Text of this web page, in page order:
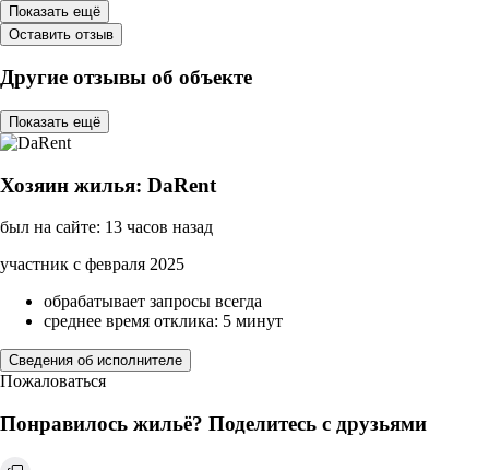
Показать ещё
Оставить отзыв
Другие отзывы об объекте
Показать ещё
Хозяин жилья: DaRent
был на сайте: 13 часов назад
участник с февраля 2025
обрабатывает запросы всегда
среднее время отклика: 5 минут
Сведения об исполнителе
Пожаловаться
Понравилось жильё? Поделитесь с друзьями